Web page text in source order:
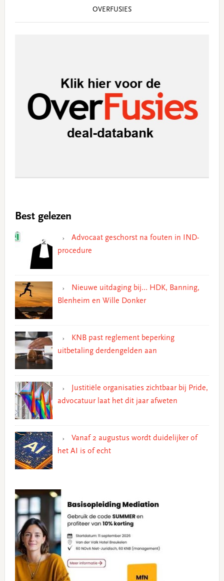
OVERFUSIES
Best gelezen
Advocaat geschorst na fouten in IND-
procedure
Nieuwe uitdaging bij… HDK, Banning,
Blenheim en Wille Donker
KNB past reglement beperking
uitbetaling derdengelden aan
Justitiële organisaties zichtbaar bij Pride,
advocatuur laat het dit jaar afweten
Vanaf 2 augustus wordt duidelijker of
het AI is of echt